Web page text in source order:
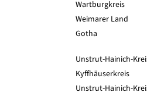
Wartburgkreis
Weimarer Land
Gotha
Unstrut-Hainich-
Kyffhäuserkreis
Unstrut-Hainich-